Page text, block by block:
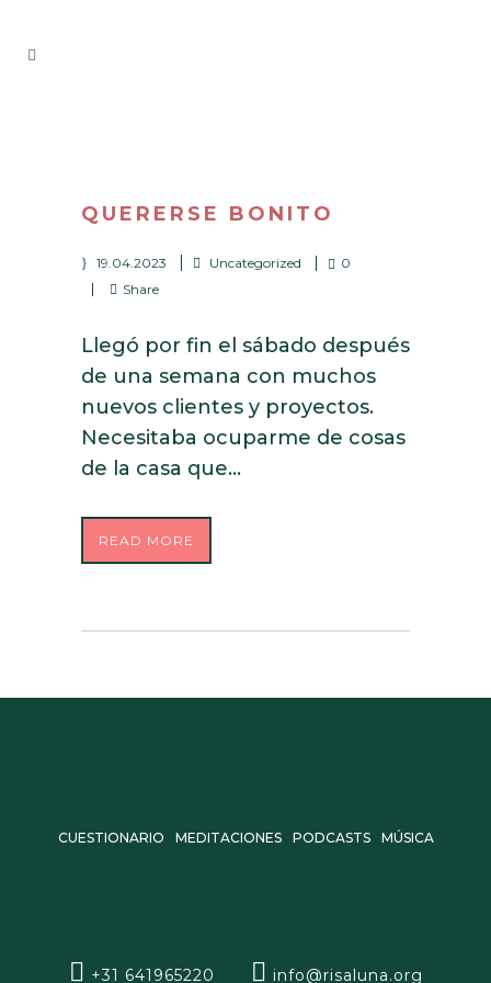
QUERERSE BONITO
19.04.2023 Uncategorized
0
Share
Llegó por fin el sábado después
de una semana con muchos
nuevos clientes y proyectos.
Necesitaba ocuparme de cosas
de la casa que...
READ MORE
CUESTIONARIO MEDITACIONES PODCASTS MÚSICA
+31 641965220 info@risaluna.org